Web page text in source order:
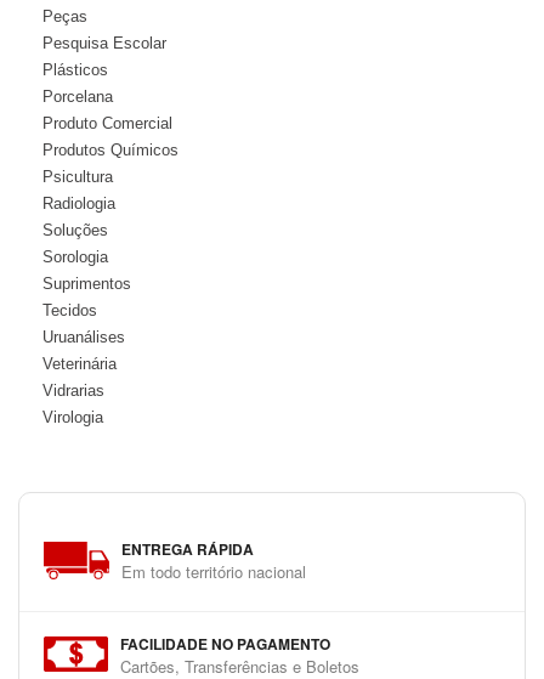
Peças
Pesquisa Escolar
Plásticos
Porcelana
Produto Comercial
Produtos Químicos
Psicultura
Radiologia
Soluções
Sorologia
Suprimentos
Tecidos
Uruanálises
Veterinária
Vidrarias
Virologia
ENTREGA RÁPIDA
Em todo território nacional
FACILIDADE NO PAGAMENTO
Cartões, Transferências e Boletos